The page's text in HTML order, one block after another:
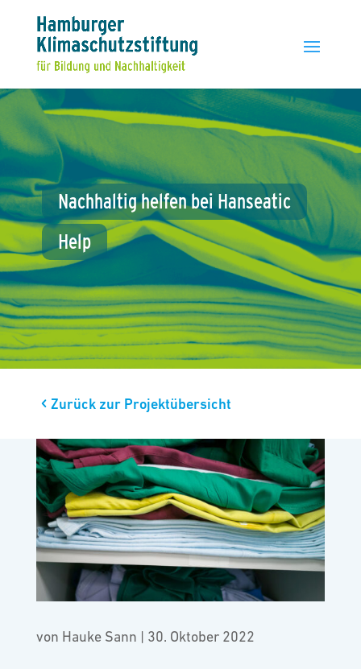
NachhaltighelfenbeiHanseatic
Help
Zurück zur Projektübersicht
von Hauke Sann | 30. Oktober 2022